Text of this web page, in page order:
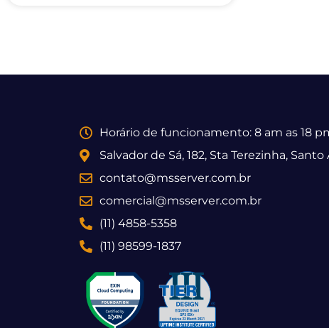
Horário de funcionamento: 8 am as 18
Salvador de Sá, 182, Sta Terezinha, Santo
contato@msserver.com.br
comercial@msserver.com.br
(11) 4858-5358
(11) 98599-1837